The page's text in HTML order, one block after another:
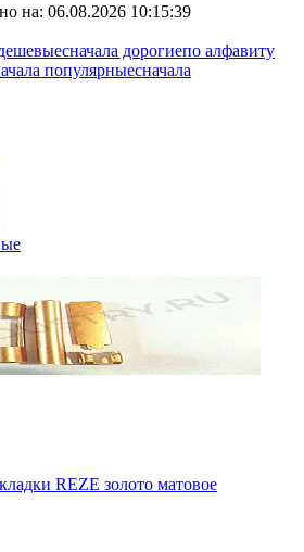
на: 06.08.2026 10:15:39
cначала дорогиепо алфавиту
популярныеcначала
REZE золото матовое